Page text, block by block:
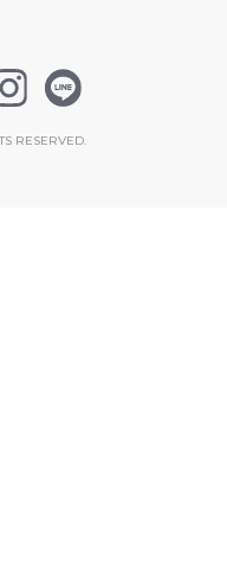
RESERVED.